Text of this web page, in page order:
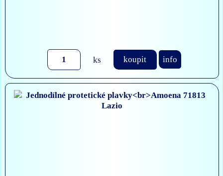
ks koupit info